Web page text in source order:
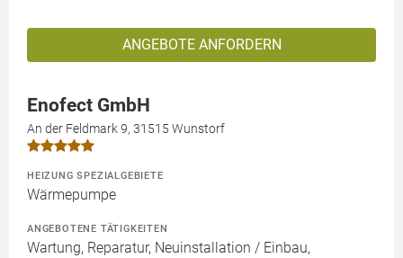
ANGEBOTE ANFORDERN
Enofect GmbH
An der Feldmark 9, 31515 Wunstorf
HEIZUNG SPEZIALGEBIETE
Wärmepumpe
ANGEBOTENE TÄTIGKEITEN
Wartung, Reparatur, Neuinstallation / Einbau,